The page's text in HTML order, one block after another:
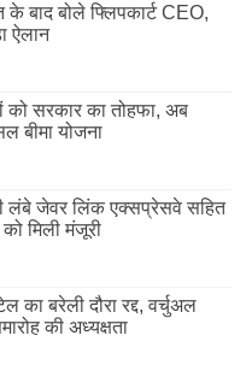
के बाद बोले फ्लिपकार्ट CEO,
ऐलान
को सरकार का तोहफा, अब
बीमा योजना
लंबे जेवर लिंक एक्सप्रेसवे सहित
मिली मंजूरी
का बरेली दौरा रद्द, वर्चुअल
की अध्यक्षता